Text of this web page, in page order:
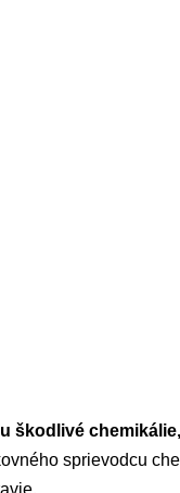
škodlivé
sprievodcu